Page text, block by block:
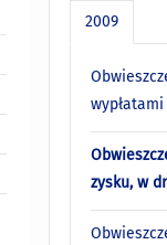
2009
zysku, w